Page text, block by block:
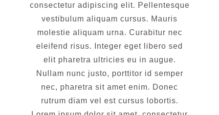
consectetur adipiscing elit. Pellentesque
vestibulum aliquam cursus. Mauris
molestie aliquam urna. Curabitur nec
eleifend risus. Integer eget libero sed
elit pharetra ultricies eu in augue.
Nullam nunc justo, porttitor id semper
nec, pharetra sit amet enim. Donec
rutrum diam vel est cursus lobortis.